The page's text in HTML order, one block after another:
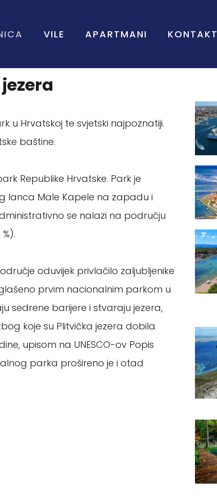
VILE APARTMANI KONTAKT
u Hrvatskoj te svjetski najpoznatiji.
baštine.
Republike Hrvatske. Park je
lanca Male Kapele na zapadu i
se nalazi na području
oduvijek privlačilo zaljubljenike
prvim nacionalnim parkom u
sedrene barijere i stvaraju jezera,
koje su Plitvička jezera dobila
upisom na UNESCO-ov Popis
parka prošireno je i otad